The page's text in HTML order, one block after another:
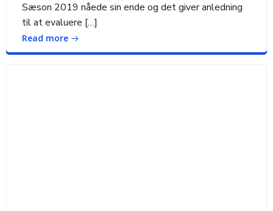
Sæson 2019 nåede sin ende og det giver anledning
til at evaluere […]
Read more